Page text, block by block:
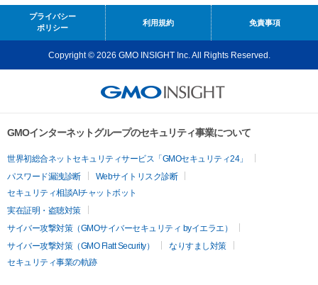
プライバシー
ポリシー
利用規約 免責事項
Copyright © 2026 GMO INSIGHT Inc. All Rights Reserved.
GMOインターネットグループのセキュリティ事業について
世界初総合ネットセキュリティサービス「GMOセキュリティ24」
パスワード漏洩診断
Webサイトリスク診断
セキュリティ相談AIチャットボット
実在証明・盗聴対策
サイバー攻撃対策（GMOサイバーセキュリティ byイエラエ）
サイバー攻撃対策（GMO Flatt Security）
なりすまし対策
セキュリティ事業の軌跡